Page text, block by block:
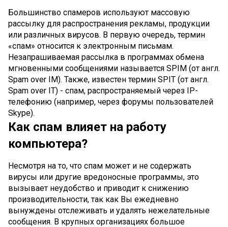
Большинство спамеров используют массовую
рассылку для распространения рекламы, продукции
или различных вирусов. В первую очередь, термин
«спам» относится к электронным письмам.
Незапрашиваемая рассылка в программах обмена
мгновенными сообщениями называется SPIM (от англ.
Spam over IM). Также, известен термин SPIT (от англ.
Spam over IT) - спам, распространяемый через IP-
телефонию (например, через форумы пользователей
Skype).
Как спам влияет на работу
компьютера?
Несмотря на то, что спам может и не содержать
вирусы или другие вредоносные программы, это
вызывает неудобство и приводит к снижению
производительности, так как Вы ежедневно
вынуждены отслеживать и удалять нежелательные
сообщения. В крупных организациях большое